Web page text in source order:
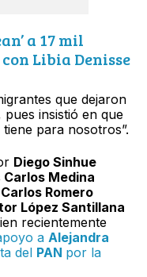
a 17 mil
Libia Denisse
que dejaron
pues insistió en que
para nosotros”.
Diego Sinhue
Carlos Medina
Romero
López Santillana
recientemente
a Alejandra
del PAN por la